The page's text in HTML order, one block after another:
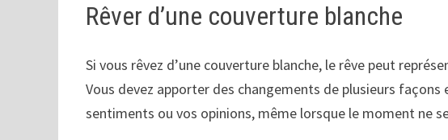
Rêver d’une couverture blanche
Si vous rêvez d’une couverture blanche, le rêve peut
Vous devez apporter des changements de plusieurs
sentiments ou vos opinions, même lorsque le moment ne